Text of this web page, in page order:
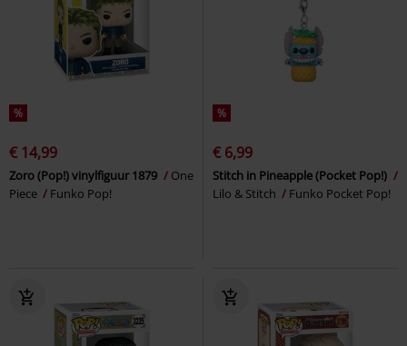
%
€ 14,99
Zoro (Pop!) vinylfiguur 1879
One
Piece
Funko Pop!
%
€ 6,99
Stitch in Pineapple (Pocket Pop!)
Lilo & Stitch
Funko Pocket Pop!